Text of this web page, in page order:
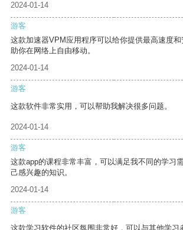
2024-01-14
游客
这款加速器VPM应用程序可以给你提供最高速度
助你在网络上自由移动。
2024-01-14
游客
这款软件非常实用，可以帮助我解决很多问题。
2024-01-14
游客
这款app的课程非常丰富，可以满足我不同的学习
己感兴趣的知识。
2024-01-14
游客
这款学习软件的社区氛围非常好，可以与其他学习